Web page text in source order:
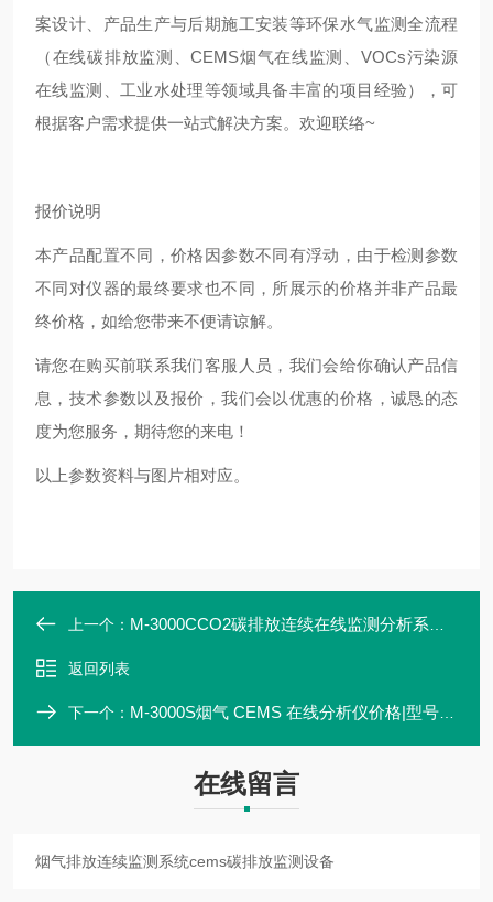
案设计、产品生产与后期施工安装等环保水气监测全流程
（在线碳排放监测、CEMS烟气在线监测、VOCs污染源
在线监测、工业水处理等领域具备丰富的项目经验），可
根据客户需求提供一站式解决方案。欢迎联络~
报价说明
本产品配置不同，价格因参数不同有浮动，由于检测参数
不同对仪器的最终要求也不同，所展示的价格并非产品最
终价格，如给您带来不便请谅解。
请您在购买前联系我们客服人员，我们会给你确认产品信
息，技术参数以及报价，我们会以优惠的价格，诚恳的态
度为您服务，期待您的来电！
以上参数资料与图片相对应。
上一个： M-3000CCO2碳排放连续在线监测分析系统平台
返回列表
下一个： M-3000S烟气 CEMS 在线分析仪价格|型号|规格
在线留言